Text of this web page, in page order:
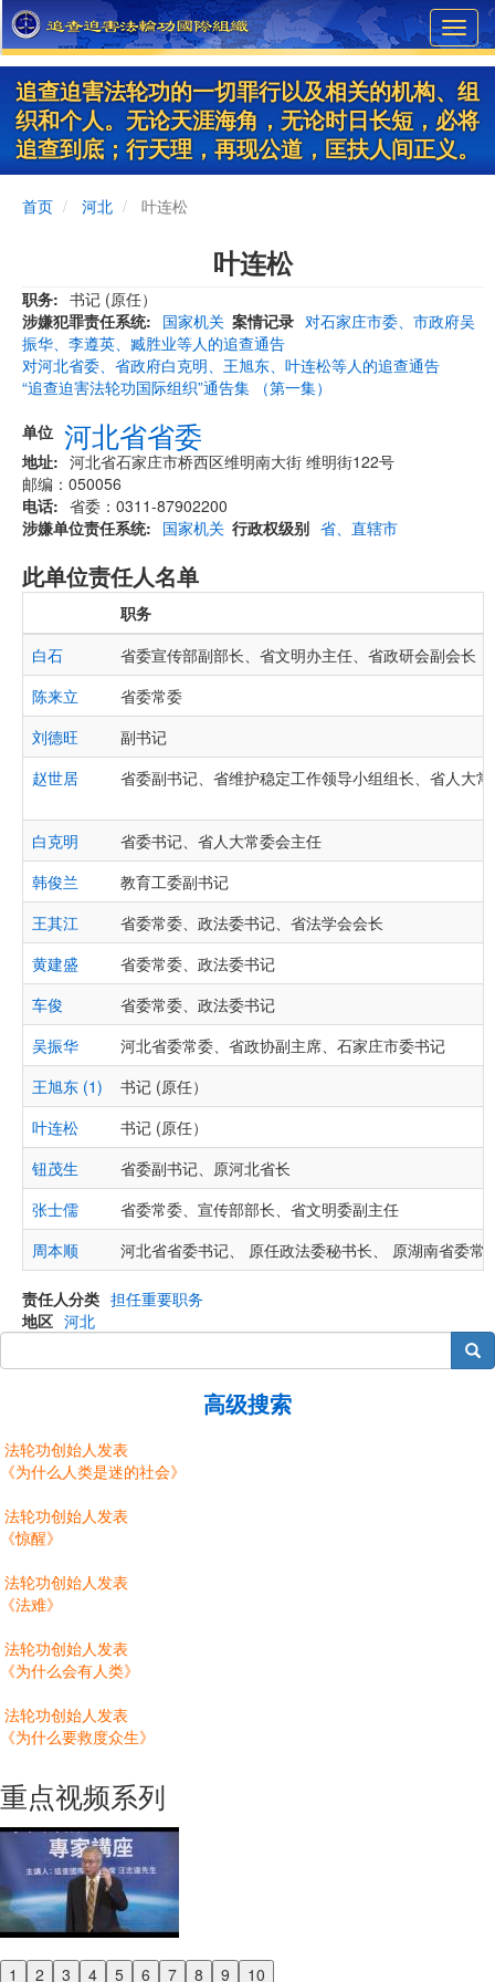
Skip
to
main
content
追查迫害法轮功的一切罪行以及相关的机构、组
织和个人。无论天涯海角，无论时日长短，必将
追查到底；行天理，再现公道，匡扶人间正义。
首页 河北 叶连松
叶连松
职务
书记 (原任）
涉嫌犯罪责任系统
国家机关 案情记录 对石家庄市委、市政府吴
振华、李遵英、臧胜业等人的追查通告
对河北省委、省政府白克明、王旭东、叶连松等人的追查通告
“追查迫害法轮功国际组织”通告集 （第一集）
单位 河北省省委
地址
河北省石家庄市桥西区维明南大街 维明街122号
邮编：050056
电话
省委：0311-87902200
涉嫌单位责任系统
国家机关 行政权级别 省、直辖市
此单位责任人名单
职务
白石
省委宣传部副部长、省文明办主任、省政研会副会长
陈来立
省委常委
刘德旺
副书记
赵世居
省委副书记、省维护稳定工作领导小组组长、省人大
白克明
省委书记、省人大常委会主任
韩俊兰
教育工委副书记
王其江
省委常委、政法委书记、省法学会会长
黄建盛
省委常委、政法委书记
车俊
省委常委、政法委书记
吴振华
河北省委常委、省政协副主席、石家庄市委书记
王旭东 (1)
书记 (原任）
叶连松
书记 (原任）
钮茂生
省委副书记、原河北省长
张士儒
省委常委、宣传部部长、省文明委副主任
周本顺
河北省省委书记、 原任政法委秘书长、 原湖南省委
责任人分类 担任重要职务
地区 河北
搜索
高级搜索
法轮功创始人发表
《为什么人类是迷的社会》
法轮功创始人发表
《惊醒》
法轮功创始人发表
《法难》
法轮功创始人发表
《为什么会有人类》
法轮功创始人发表
《为什么要救度众生》
重点视频系列
1 2 3 4 5 6 7 8 9 10